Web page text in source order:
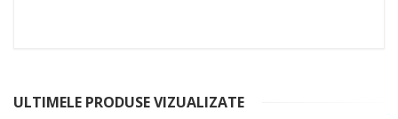
ULTIMELE PRODUSE VIZUALIZATE